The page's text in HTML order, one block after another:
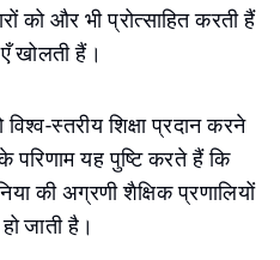
को और भी प्रोत्साहित करती हैं
खोलती हैं।
स्तरीय शिक्षा प्रदान करने
परिणाम यह पुष्टि करते हैं कि
की अग्रणी शैक्षिक प्रणालियों
जाती है।